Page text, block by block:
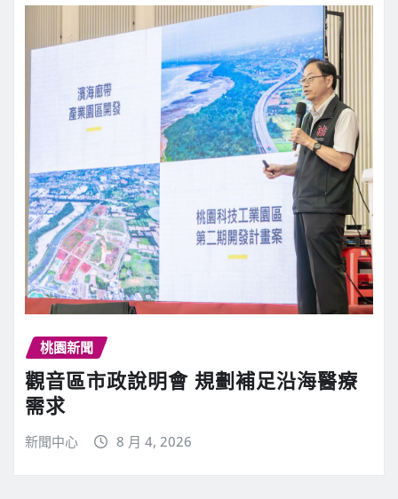
桃園新聞
觀音區市政說明會 規劃補足沿海醫療
需求
新聞中心 8 月 4, 2026